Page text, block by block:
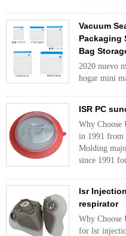
Vacuum
Packaging
Bag
2020 nuevo
hogar mini
ISR PC
Why Choose
in 1991 from
Molding
since 1991
lsr
respirator
Why Choose
for lsr